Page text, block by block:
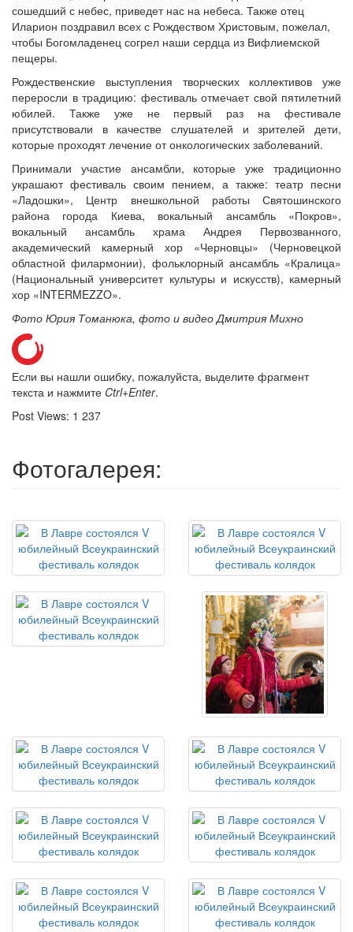
сошедший с небес, приведет нас на небеса. Также отец
Иларион поздравил всех с Рождеством Христовым, пожелал,
чтобы Богомладенец согрел наши сердца из Вифлиемской
пещеры.
Рождественские выступления творческих коллективов уже
переросли в традицию: фестиваль отмечает свой пятилетний
юбилей. Также уже не первый раз на фестивале
присутствовали в качестве слушателей и зрителей дети,
которые проходят лечение от онкологических заболеваний.
Принимали участие ансамбли, которые уже традиционно
украшают фестиваль своим пением, а также: театр песни
«Ладошки», Центр внешкольной работы Святошинского
района города Киева, вокальный ансамбль «Покров»,
вокальный ансамбль храма Андрея Первозванного,
академический камерный хор «Черновцы» (Черновецкой
областной филармонии), фольклорный ансамбль «Кралица»
(Национальный университет культуры и искусств), камерный
хор «INTERMEZZO».
Фото Юрия Томанюка, фото и видео Дмитрия Михно
Если вы нашли ошибку, пожалуйста, выделите фрагмент
текста и нажмите Ctrl+Enter.
Post Views: 1 237
Фотогалерея: